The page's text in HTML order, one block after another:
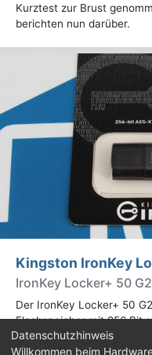
Kurztest zur Brust
berichten nun darüber.
Kingston IronKey
IronKey Locker+ 50
Der IronKey Locker+ 50
Flashspeicher mit 256 Bit
XTS-Modus. Wir haben
genauer begutachtet.
Datenschutzhinweis
Willkommen beim